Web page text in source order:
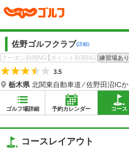
佐野ゴルフクラブ(詳細)
クーポン利用NG
ポイント利用NG 練習場あり
3.5
栃木県 北関東自動車道 ⁄ 佐野田沼IC
ゴルフ場詳細 予約カレンダー コース
コースレイアウト